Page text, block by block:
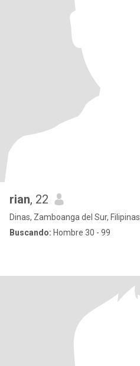
rian, 22
Dinas, Zamboanga del Sur, Filipinas
Buscando: Hombre 30 - 99